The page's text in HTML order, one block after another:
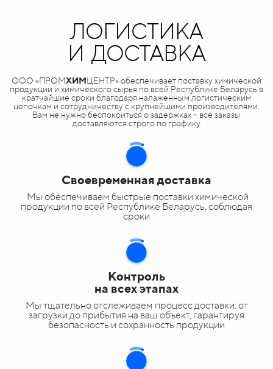
ЛОГИСТИКА
И ДОСТАВКА
ООО «ПРОМХИМЦЕНТР» обеспечивает поставку химической
продукции и химического сырья по всей Республике Беларусь в
кратчайшие сроки благодаря налаженным логистическим
цепочкам и сотрудничеству с крупнейшими производителями.
Вам не нужно беспокоиться о задержках – все заказы
доставляются строго по графику
Своевременная доставка
Мы обеспечиваем быстрые поставки химической
продукции по всей Республике Беларусь, соблюдая
сроки
Контроль
на всех этапах
Мы тщательно отслеживаем процесс доставки: от
загрузки до прибытия на ваш объект, гарантируя
безопасность и сохранность продукции